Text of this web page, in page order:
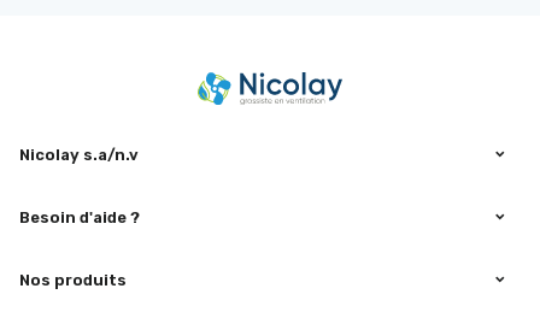
Nicolay s.a/n.v
Besoin d'aide ?
Nos produits